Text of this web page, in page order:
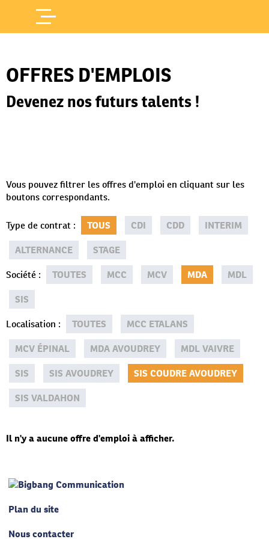
OFFRES D'EMPLOIS
Devenez nos futurs talents !
Vous pouvez filtrer les offres d'emploi en cliquant sur les
boutons correspondants.
Type de contrat : TOUS CDI CDD
INTERIM
ALTERNANCE
STAGE
Société : TOUTES MCC MCV MDA
MDL
SIS
Localisation : TOUTES
MCC ETALANS
MCV ÉPINAL
MDA AVOUDREY
MDL VAIVRE
SIS
SIS AVOUDREY
SIS COUDRE AVOUDREY
SIS VALDAHON
Il n'y a aucune offre d'emploi à afficher.
Plan du site
Nous contacter